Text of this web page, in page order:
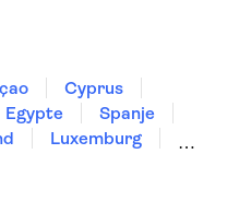
Cyprus
Egypte
Spanje
Luxemburg